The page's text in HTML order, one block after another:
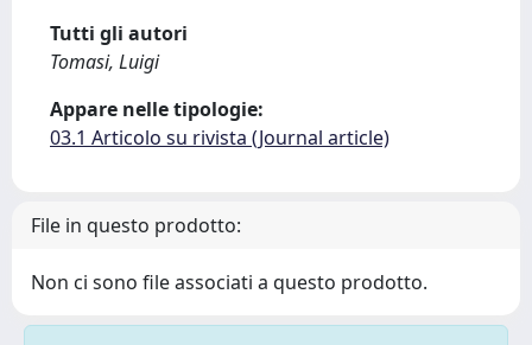
Tutti gli autori
Tomasi, Luigi
Appare nelle tipologie:
03.1 Articolo su rivista (Journal article)
File in questo prodotto:
Non ci sono file associati a questo prodotto.